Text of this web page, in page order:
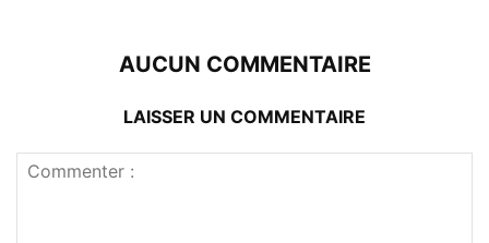
AUCUN COMMENTAIRE
LAISSER UN COMMENTAIRE